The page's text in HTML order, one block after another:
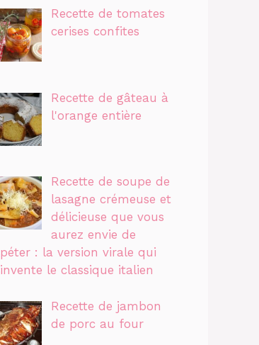
Recette de tomates
cerises confites
Recette de gâteau à
l'orange entière
Recette de soupe de
lasagne crémeuse et
délicieuse que vous
aurez envie de
: la version virale qui
le classique italien
Recette de jambon
de porc au four